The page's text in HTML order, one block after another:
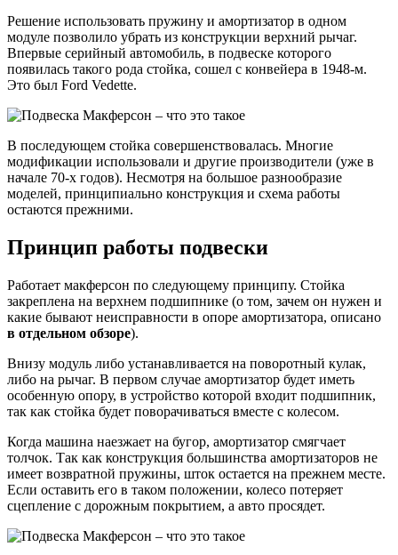
Решение использовать пружину и амортизатор в одном
модуле позволило убрать из конструкции верхний рычаг.
Впервые серийный автомобиль, в подвеске которого
появилась такого рода стойка, сошел с конвейера в 1948-м.
Это был Ford Vedette.
В последующем стойка совершенствовалась. Многие
модификации использовали и другие производители (уже в
начале 70-х годов). Несмотря на большое разнообразие
моделей, принципиально конструкция и схема работы
остаются прежними.
Принцип работы подвески
Работает макферсон по следующему принципу. Стойка
закреплена на верхнем подшипнике (о том, зачем он нужен и
какие бывают неисправности в опоре амортизатора, описано
в отдельном обзоре).
Внизу модуль либо устанавливается на поворотный кулак,
либо на рычаг. В первом случае амортизатор будет иметь
особенную опору, в устройство которой входит подшипник,
так как стойка будет поворачиваться вместе с колесом.
Когда машина наезжает на бугор, амортизатор смягчает
толчок. Так как конструкция большинства амортизаторов не
имеет возвратной пружины, шток остается на прежнем месте.
Если оставить его в таком положении, колесо потеряет
сцепление с дорожным покрытием, а авто просядет.